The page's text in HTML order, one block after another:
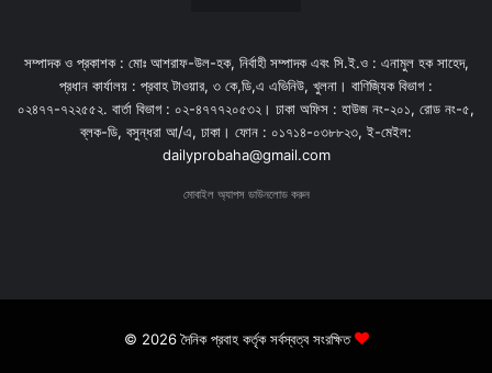
সম্পাদক ও প্রকাশক : মোঃ আশরাফ-উল-হক, নির্বাহী সম্পাদক এবং সি.ই.ও : এনামুল হক সাহেদ,
প্রধান কার্যালয় : প্রবাহ টাওয়ার, ৩ কে,ডি,এ এভিনিউ, খুলনা। বাণিজ্যিক বিভাগ :
০২৪৭৭-৭২২৫৫২. বার্তা বিভাগ : ০২-৪৭৭৭২০৫৩২। ঢাকা অফিস : হাউজ নং-২০১, রোড নং-৫,
ব্লক-ডি, বসুন্ধরা আ/এ, ঢাকা। ফোন : ০১৭১৪-০৩৮৮২৩, ই-মেইল:
dailyprobaha@gmail.com
মোবাইল অ্যাপস ডাউনলোড করুন
© 2026 দৈনিক প্রবাহ কর্তৃক সর্বস্বত্ব সংরক্ষিত